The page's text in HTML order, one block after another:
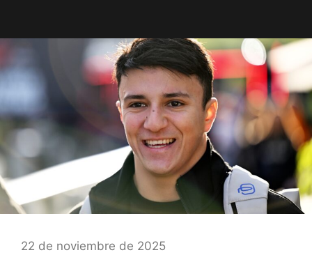
22 de noviembre de 2025